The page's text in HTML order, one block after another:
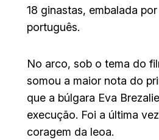
18 ginastas, embalada
português.
No arco, sob o tema do
somou a maior nota do
que a búlgara Eva
execução. Foi a última
coragem da leoa.